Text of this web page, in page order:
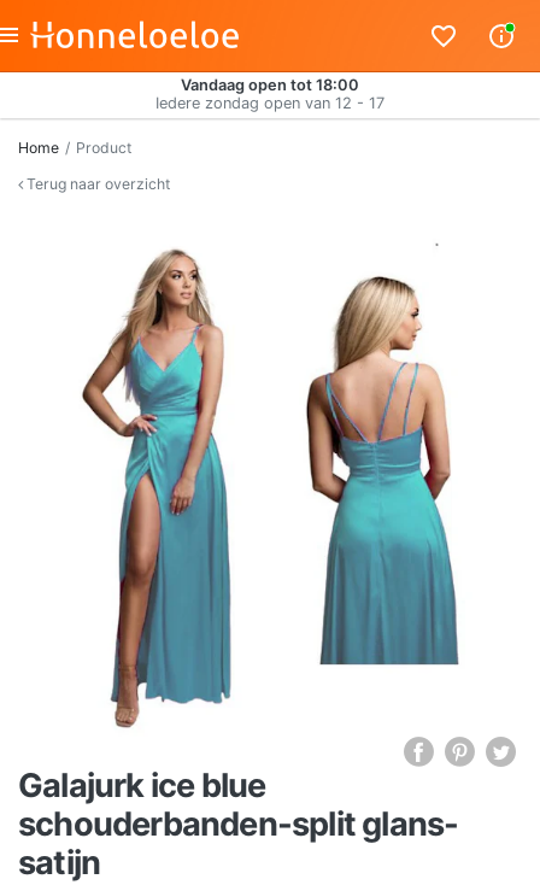
Vandaag open tot 18:00
Iedere zondag open van 12 - 17
Home
Product
Terug naar overzicht
Galajurk ice blue
schouderbanden-split glans-
satijn